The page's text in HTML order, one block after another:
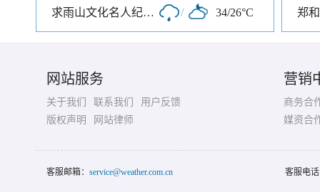
求雨山文化名人纪念馆 / 34/26°C 郑
网站服务
关于我们 联系我们
用户反馈
版权声明
网站律师
营销
商务合
媒资合
客服邮箱： service@weather.com.cn 客服电